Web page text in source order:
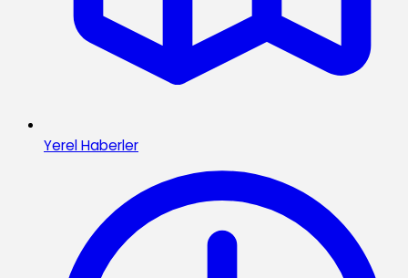
Yerel Haberler